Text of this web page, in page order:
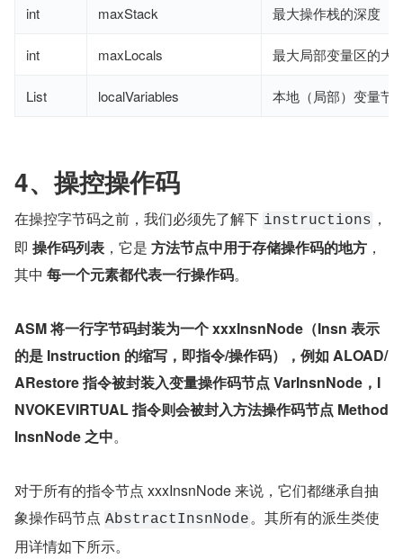
int maxStack 最大操作栈的深度
int maxLocals 最大局部变量区的大
List localVariables 本地（局部）变量节
4、操控操作码
在操控字节码之前，我们必须先了解下 instructions ，
即 操作码列表 ，它是 方法节点中用于存储操作码的地方 ，
其中 每一个元素都代表一行操作码。
ASM 将一行字节码封装为一个 xxxInsnNode（Insn 表示
的是 Instruction 的缩写，即指令/操作码），例如 ALOAD/
ARestore 指令被封装入变量操作码节点 VarInsnNode，I
NVOKEVIRTUAL 指令则会被封入方法操作码节点 Method
InsnNode 之中。
对于所有的指令节点 xxxInsnNode 来说，它们都继承自抽
象操作码节点 AbstractInsnNode。其所有的派生类使
用详情如下所示。